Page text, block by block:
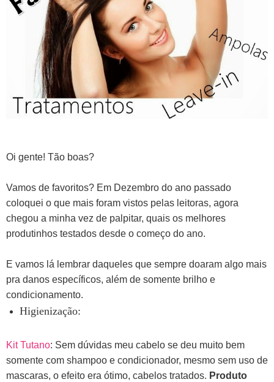
Oi gente! Tão boas?
Vamos de favoritos? Em Dezembro do ano passado
coloquei o que mais foram vistos pelas leitoras, agora
chegou a minha vez de palpitar, quais os melhores
produtinhos testados desde o começo do ano.
E vamos lá lembrar daqueles que sempre doaram algo mais
pra danos específicos, além de somente brilho e
condicionamento.
Higienização:
Kit Tutano: Sem dúvidas meu cabelo se deu muito bem
somente com shampoo e condicionador, mesmo sem uso de
mascaras, o efeito era ótimo, cabelos tratados. Produto